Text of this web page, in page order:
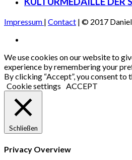
Impressum | Contact | © 2017
Social
Media
Profiles
We use cookies on our website to
experience by remembering your
By clicking “Accept”, you consent to
Cookie settings ACCEPT
Schließen
Privacy Overview